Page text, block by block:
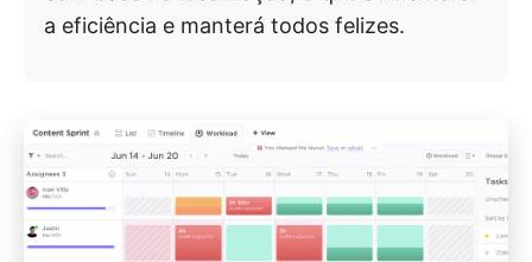
a eficiência e manterá todos felizes.